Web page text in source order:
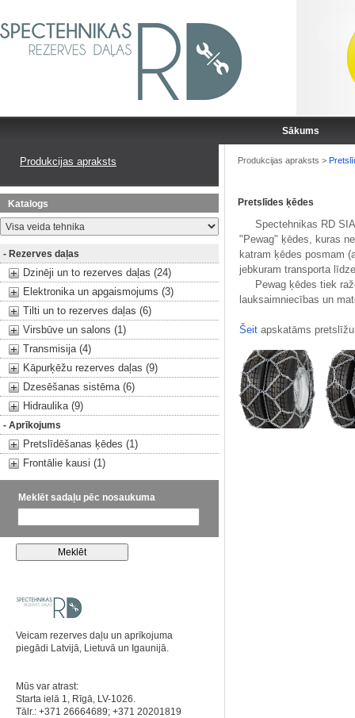
Sākums
Produkcijas apraksts
Katalogs
- Rezerves daļas
Dzinēji un to rezerves daļas (24)
Elektronika un apgaismojums (3)
Tilti un to rezerves daļas (6)
Virsbūve un salons (1)
Transmisija (4)
Kāpurķēžu rezerves daļas (9)
Dzesēšanas sistēma (6)
Hidraulika (9)
- Aprīkojums
Pretslīdēšanas ķēdes (1)
Frontālie kausi (1)
Meklēt sadaļu pēc nosaukuma
Veicam rezerves daļu un aprīkojuma
piegādi Latvijā, Lietuvā un Igaunijā.
Mūs var atrast:
Starta ielā 1, Rīgā, LV-1026.
Tālr.: +371 26664689; +371 20201819
Produkcijas apraksts >
Pretslīdes ķēdes
Spectehnikas RD SIA
"Pewag" ķēdes, kuras
katram ķēdes posmam
jebkuram transporta
Pewag ķēdes tiek
lauksaimniecības un
Šeit apskatāms